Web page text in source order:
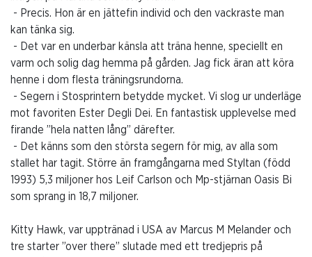
- Precis. Hon är en jättefin individ och den vackraste man
kan tänka sig.
- Det var en underbar känsla att träna henne, speciellt en
varm och solig dag hemma på gården. Jag fick äran att köra
henne i dom flesta träningsrundorna.
- Segern i Stosprintern betydde mycket. Vi slog ur underläge
mot favoriten Ester Degli Dei. En fantastisk upplevelse med
firande ”hela natten lång” därefter.
- Det känns som den största segern för mig, av alla som
stallet har tagit. Större än framgångarna med Styltan (född
1993) 5,3 miljoner hos Leif Carlson och Mp-stjärnan Oasis Bi
som sprang in 18,7 miljoner.
Kitty Hawk, var upptränad i USA av Marcus M Melander och
tre starter ”over there” slutade med ett tredjepris på